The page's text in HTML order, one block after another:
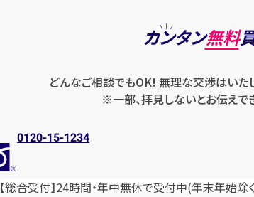
カンタン無料
どんなご相談でもOK! 無理な交渉はいた
※一部、拝見しないとお伝えで
0120-15-1234
【総合受付】24時間・年中無休で受付中(年末年始除